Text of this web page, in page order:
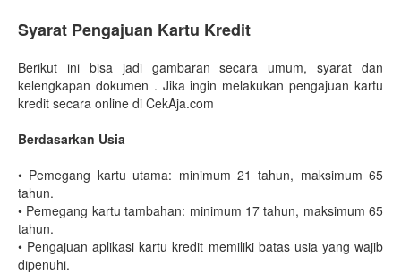
Syarat Pengajuan Kartu Kredit
Berikut ini bisa jadi gambaran secara umum, syarat dan
kelengkapan dokumen . Jika ingin melakukan pengajuan kartu
kredit secara online di CekAja.com
Berdasarkan Usia
• Pemegang kartu utama: minimum 21 tahun, maksimum 65
tahun.
• Pemegang kartu tambahan: minimum 17 tahun, maksimum 65
tahun.
• Pengajuan aplikasi kartu kredit memiliki batas usia yang wajib
dipenuhi.